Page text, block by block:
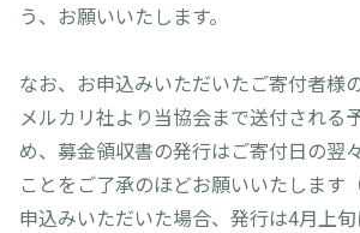
う、お願いいたします。
なお、お申込みいただいたご寄付者様
メルカリ社より当協会まで送付される
め、募金領収書の発行はご寄付日の翌
ことをご了承のほどお願いいたします
申込みいただいた場合、発行は4月上旬